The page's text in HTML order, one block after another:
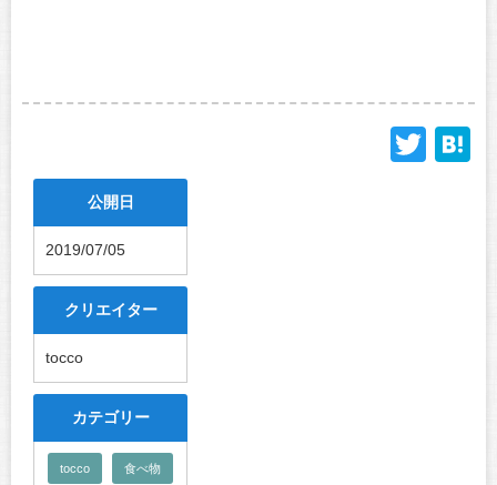
公開日
2019/07/05
クリエイター
tocco
カテゴリー
tocco 食べ物